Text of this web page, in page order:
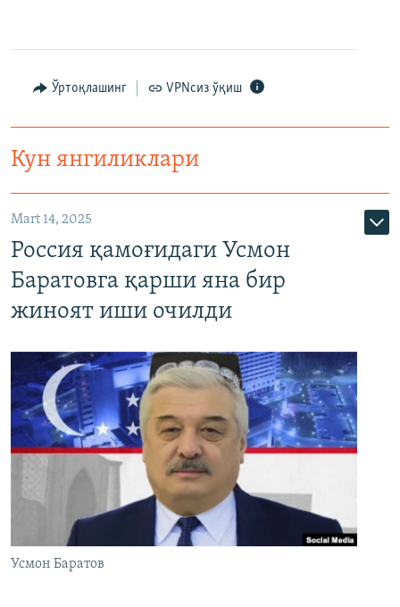
Ўртоқлашинг VPNсиз ўқиш
Кун янгиликлари
Mart 14, 2025
Россия қамоғидаги Усмон
Баратовга қарши яна бир
жиноят иши очилди
Усмон Баратов